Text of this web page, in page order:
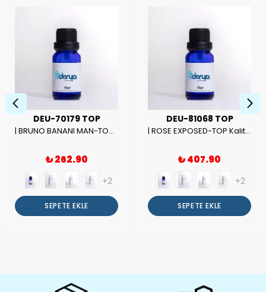
DEU-70179 TOP
| BRUNO BANANI MAN-TOP Kalite Erkek Parfüm Esansı.|
₺ 262.90
+2
SEPETE EKLE
DEU-81068 TOP
| ROSE EXPOSED-TOP Kalite Unısex Parfüm Esansı.|
₺ 407.90
+2
SEPETE EKLE